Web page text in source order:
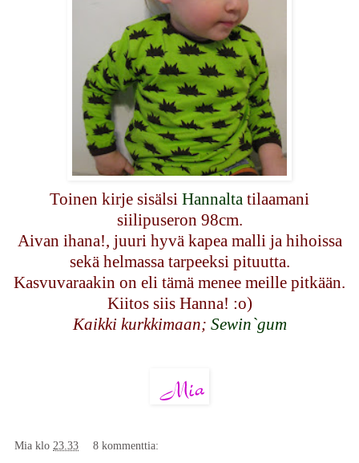
Toinen kirje sisälsi Hannalta tilaamani
siilipuseron 98cm.
Aivan ihana!, juuri hyvä kapea malli ja hihoissa
sekä helmassa tarpeeksi pituutta.
Kasvuvaraakin on eli tämä menee meille pitkään.
Kiitos siis Hanna! :o)
Kaikki kurkkimaan; Sewin`gum
Mia klo 23.33 8 kommenttia: